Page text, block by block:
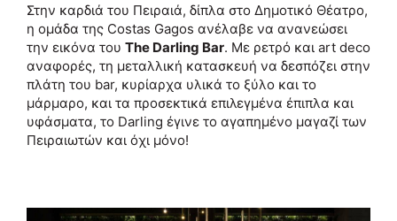
Στην καρδιά του Πειραιά, δίπλα στο Δημοτικό Θέατρο,
η ομάδα της Costas Gagos ανέλαβε να ανανεώσει
την εικόνα του The Darling Bar. Με ρετρό και art deco
αναφορές, τη μεταλλική κατασκευή να δεσπόζει στην
πλάτη του bar, κυρίαρχα υλικά το ξύλο και το
μάρμαρο, και τα προσεκτικά επιλεγμένα έπιπλα και
υφάσματα, το Darling έγινε το αγαπημένο μαγαζί των
Πειραιωτών και όχι μόνο!